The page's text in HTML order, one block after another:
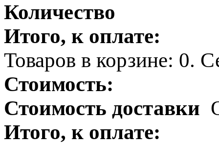
Количество
Итого, к оплате:
Товаров в корзине: 0.
Стоимость:
Стоимость доставки
Итого, к оплате: